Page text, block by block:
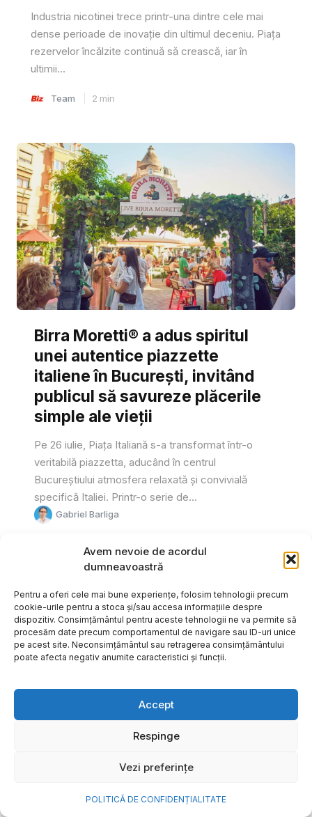
Avem nevoie de acordul
dumneavoastră
Pentru a oferi cele mai bune experiențe, folosim tehnologii precum
cookie-urile pentru a stoca și/sau accesa informațiile despre
dispozitiv. Consimțământul pentru aceste tehnologii ne va permite să
procesăm date precum comportamentul de navigare sau ID-uri unice
pe acest site. Neconsimțământul sau retragerea consimțământului
poate afecta negativ anumite caracteristici și funcții.
Accept
Respinge
Vezi preferințe
POLITICĂ DE CONFIDENȚIALITATE
Industria nicotinei trece printr-una dintre cele mai
dense perioade de inovație din ultimul deceniu. Piața
rezervelor încălzite continuă să crească, iar în
ultimii...
Team 2 min
Birra Moretti® a adus spiritul
unei autentice piazzette
italiene în București, invitând
publicul să savureze plăcerile
simple ale vieții
Pe 26 iulie, Piața Italiană s-a transformat într-o
veritabilă piazzetta, aducând în centrul
Bucureștiului atmosfera relaxată și convivială
specifică Italiei. Printr-o serie de...
Gabriel Barliga
frumoase amintiri ale verii într-
o bijuterie Pandora pe care o